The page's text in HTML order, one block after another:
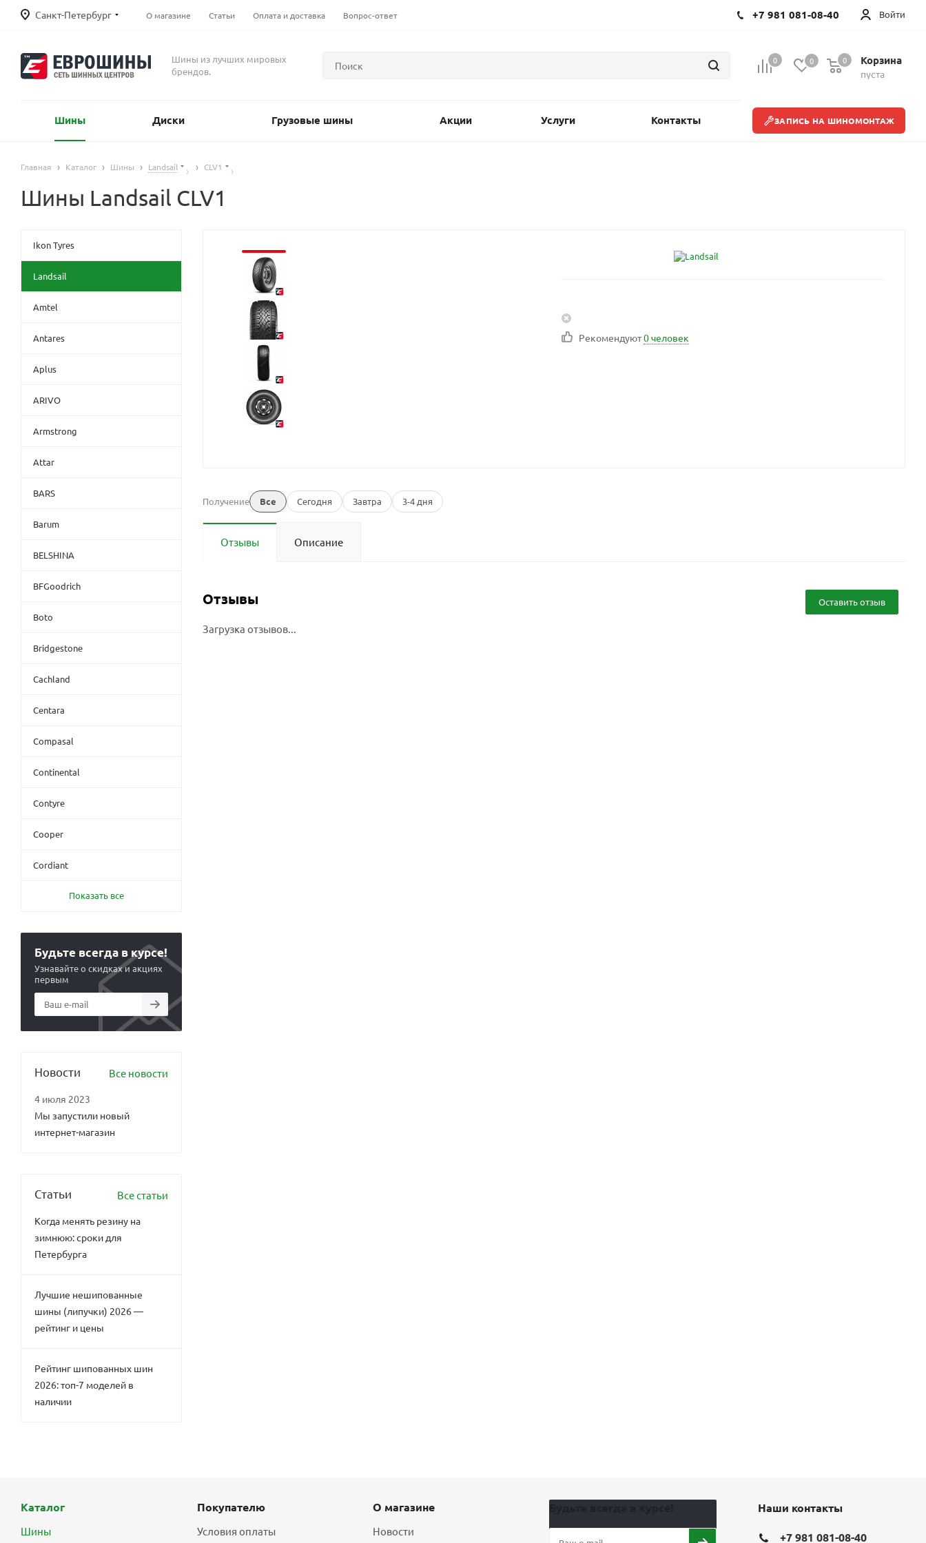
Санкт-Петербург О магазине Статьи Оплата и доставка Вопрос-ответ Войти
+7 981 081-08-40
Шины из лучших мировых
брендов.
0 0 Корзина
пуста
0
Шины Диски Грузовые шины Акции Услуги Контакты ЗАПИСЬ НА ШИНОМОНТАЖ
Главная Каталог Шины Landsail CLV1
Шины Landsail CLV1
Рекомендуют0 человек
Получение Все Сегодня Завтра 3-4 дня
Отзывы Описание
Отзывы Оставить отзыв
Загрузка отзывов...
Ikon Tyres
Landsail
Amtel
Antares
Aplus
ARIVO
Armstrong
Attar
BARS
Barum
BELSHINA
BFGoodrich
Boto
Bridgestone
Cachland
Centara
Compasal
Continental
Contyre
Cooper
Cordiant
Показать все
Будьте всегда в курсе!
Узнавайте о скидках и акциях
первым
Новости Все новости
4 июля 2023
Мы запустили новый
интернет-магазин
Статьи Все статьи
Когда менять резину на
зимнюю: сроки для
Петербурга
Лучшие нешипованные
шины (липучки) 2026 —
рейтинг и цены
Рейтинг шипованных шин
2026: топ-7 моделей в
наличии
Каталог
Шины
Покупателю
Условия оплаты
О магазине
Новости
Наши контакты
+7 981 081-08-40